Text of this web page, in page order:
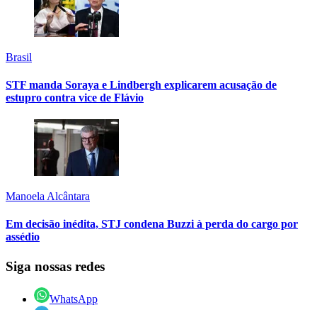
Brasil
STF manda Soraya e Lindbergh explicarem acusação de
estupro contra vice de Flávio
Manoela Alcântara
Em decisão inédita, STJ condena Buzzi à perda do cargo por
assédio
Siga nossas redes
WhatsApp